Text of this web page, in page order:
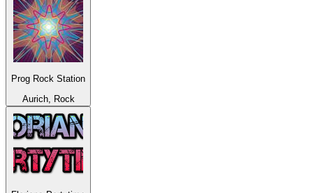
Prog Rock Station
Aurich, Rock